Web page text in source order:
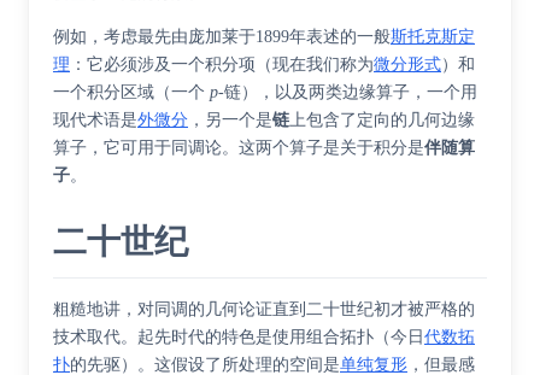
例如，考虑最先由庞加莱于1899年表述的一般斯托克斯定
理 ：它必须涉及一个积分项（现在我们称为微分形式）和
一个积分区域（一个 p-链），以及两类边缘算子，一个用
现代术语是外微分 ，另一个是链 上包含了定向的几何边缘
算子，它可用于同调论。这两个算子是关于积分是伴随算
子。
二十世纪
粗糙地讲，对同调的几何论证直到二十世纪初才被严格的
技术取代。起先时代的特色是使用组合拓扑 （今日代数拓
扑的先驱）。这假设了所处理的空间是单纯复形 ，但最感